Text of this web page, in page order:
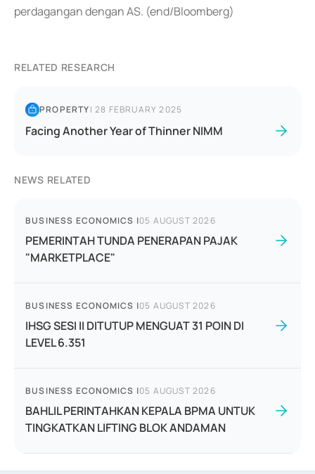
perdagangan dengan AS. (end/Bloomberg)
RELATED RESEARCH
PROPERTY|28 FEBRUARY 2025
Facing Another Year of Thinner NIMM
NEWS RELATED
BUSINESS ECONOMICS |05 AUGUST 2026
PEMERINTAH TUNDA PENERAPAN PAJAK
"MARKETPLACE"
BUSINESS ECONOMICS |05 AUGUST 2026
IHSG SESI II DITUTUP MENGUAT 31 POIN DI
LEVEL 6.351
BUSINESS ECONOMICS |05 AUGUST 2026
BAHLIL PERINTAHKAN KEPALA BPMA UNTUK
TINGKATKAN LIFTING BLOK ANDAMAN